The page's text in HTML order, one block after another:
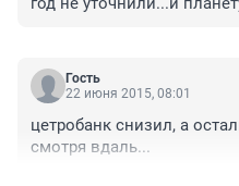
Гость
22 июня 2015, 08:01
цетробанк снизил, а
смотря вдаль...